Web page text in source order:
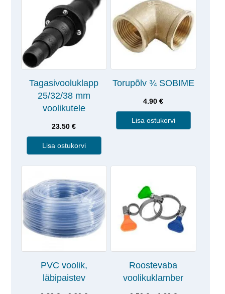
Tagasivooluklapp
25/32/38 mm
voolikutele
23.50€
Lisa ostukorvi
Torupõlv ¾ SOBIME
4.90€
Lisa ostukorvi
PVC voolik,
läbipaistev
Roostevaba
voolikuklamber